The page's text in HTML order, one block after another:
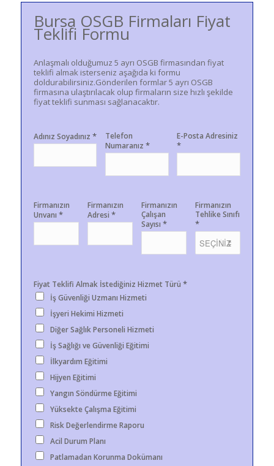
Bursa OSGB Firmaları Fiyat
Teklifi Formu
Anlaşmalı olduğumuz 5 ayrı OSGB firmasından fiyat
teklifi almak isterseniz aşağıda ki formu
doldurabilirsiniz.Gönderilen formlar 5 ayrı OSGB
firmasına ulaştırılacak olup firmaların size hızlı şekilde
fiyat teklifi sunması sağlanacaktır.
Adınız Soyadınız *
Telefon
Numaranız*
E-Posta Adresiniz
*
Firmanızın
Unvanı *
Firmanızın
Adresi *
Firmanızın
Çalışan
Sayısı *
Firmanızın
Tehlike Sınıfı
*
Fiyat Teklifi Almak İstediğiniz Hizmet Türü *
İş Güvenliği Uzmanı Hizmeti
İşyeri Hekimi Hizmeti
Diğer Sağlık Personeli Hizmeti
İş Sağlığı ve Güvenliği Eğitimi
İlkyardım Eğitimi
Hijyen Eğitimi
Yangın Söndürme Eğitimi
Yüksekte Çalışma Eğitimi
Risk Değerlendirme Raporu
Acil Durum Planı
Patlamadan Korunma Dokümanı